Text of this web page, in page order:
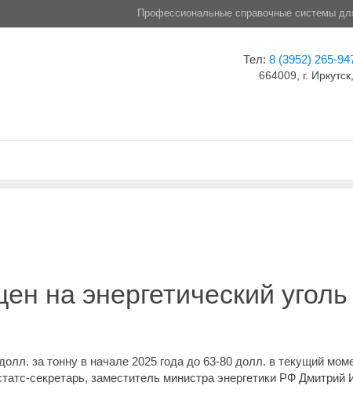
Профессиональные справочные системы
Тел: 8 (3952) 265-
664009, г.
на энергетический уголь
за тонну в начале 2025 года до 63-80 долл. в текущий
секретарь, заместитель министра энергетики РФ Дмитрий